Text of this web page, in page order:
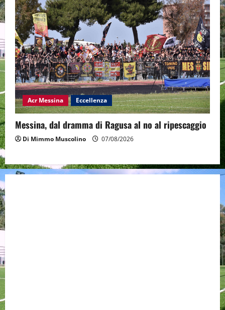
Acr Messina Eccellenza
Messina, dal dramma di Ragusa al no al ripescaggio
Di Mimmo Muscolino 07/08/2026